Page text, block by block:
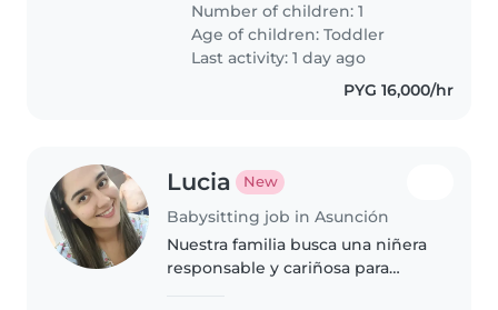
Number of children: 1
Age of children:Toddler
Last activity: 1 day ago
PYG 16,000/hr
Lucia New
Babysitting job in Asunción
Nuestra familia busca una niñera
responsable y cariñosa para